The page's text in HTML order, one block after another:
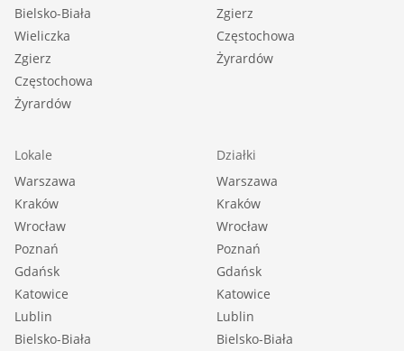
Bielsko-Biała
Wieliczka
Zgierz
Częstochowa
Żyrardów
Zgierz
Częstochowa
Żyrardów
Lokale
Warszawa
Kraków
Wrocław
Poznań
Gdańsk
Katowice
Lublin
Bielsko-Biała
Działki
Warszawa
Kraków
Wrocław
Poznań
Gdańsk
Katowice
Lublin
Bielsko-Biała